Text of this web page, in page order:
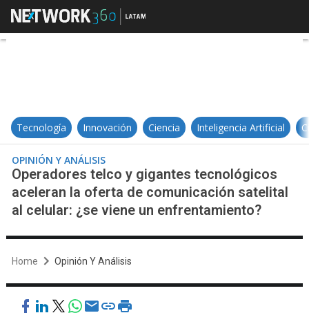
Operadores telco y gigantes
Tecnología Innovación Ciencia Inteligencia Artificial
OPINIÓN Y ANÁLISIS
Operadores telco y gigantes tecnológicos
aceleran la oferta de comunicación satelital
al celular: ¿se viene un enfrentamiento?
Home Opinión Y Análisis